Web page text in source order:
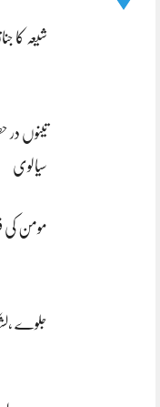
شیعہ کا
تینوں در
سیالوی
مومن
جلوے